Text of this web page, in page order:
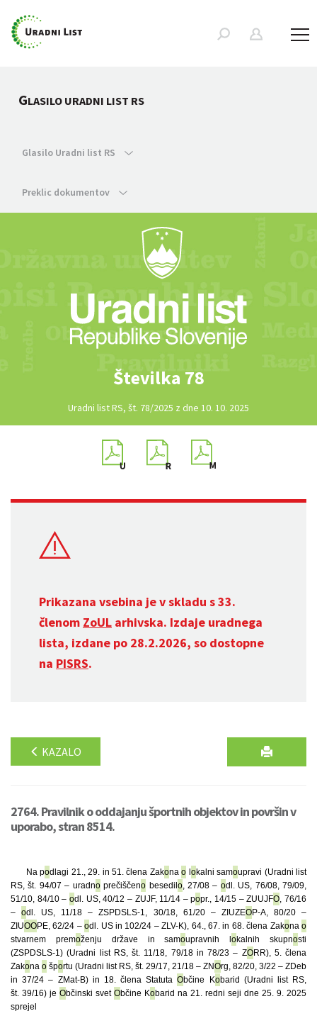
GLASILO URADNI LIST RS
Glasilo Uradni list RS
Preklic dokumentov
Številka 78
Uradni list RS, št. 78/2025 z dne 10. 10. 2025
Prikazana vsebina je v skladu s 33.
členom ZoUL arhivska. Izdaje uradnega
lista, izdane po 28.2.2026, so dostopne
na PISRS.
KAZALO
2764. Pravilnik o oddajanju športnih objektov in površin v
uporabo, stran 8514.
Na podlagi 21., 29. in 51. člena Zakonao okalni samoupravi (Uradni list
RS, št. 94/07 – uradnoprečiščeno besedil o, 27/08 – odl. US, 76/08, 79/09,
51/10, 84/10 – odl. US, 40/12 – ZUJF, 11/14 – popr., 14/15 – ZUUJFO, 76/16
–odl. US, 11/18 – ZSPDSLS-1, 30/18, 61/20 – ZIUZEOP-A, 80/20 –
ZIUOOPE, 62/24 –odl. US in 102/24 – ZLV-K), 64., 67. in 68. člena Zakonao
stvarnem premoženju države in samoupravnih lokalnih skupnosti
(ZSPDSLS-1) (Uradni list RS, št. 11/18, 79/18 in 78/23 – ZORR), 5. člena
Zakona o športu (Uradni list RS, št. 29/17, 21/18 – ZNOrg, 82/20, 3/22 – ZDeb
in 37/24 – ZMat-B) in 18. člena StatutaObčine Kobarid (Uradni list RS,
št. 39/16) je Občinski svet Občine Kobarid na 21. redni seji dne 25. 9. 2025
sprejel